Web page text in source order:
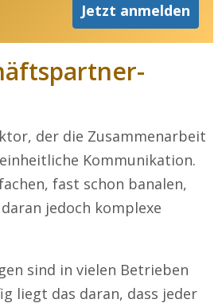
Jetzt anmelden
der die Zusammenarbeit
Kommunikation.
fast schon banalen,
jedoch komplexe
sind in vielen Betrieben
liegt das daran, dass jeder